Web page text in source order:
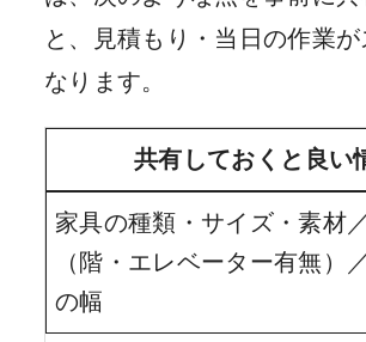
と、見積もり・当日の作業
なります。
共有しておくと良い
家具の種類・サイズ・素材
（階・エレベーター有無）
の幅